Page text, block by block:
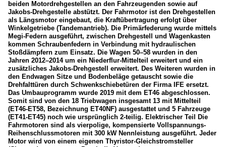
beiden Motordrehgestellen an den Fahrzeugenden sowie auf
Jakobs-Drehgestelle abstützt. Der Fahrmotor ist den Drehgestellen
als Längsmotor eingebaut, die Kraftübertragung erfolgt über
Winkelgetriebe (Tandemantrieb). Die Primärfederung wurde mittels
Megi-Federn ausgeführt, zwischen Drehgestell und Wagenkasten
kommen Schraubenfedern in Verbindung mit hydraulischen
Stoßdämpfern zum Einsatz. Die Wagen 50–58 wurden in den
Jahren 2012–2014 um ein Niederflur-Mittelteil erweitert und ein
zusätzliches Jakobs-Drehgestell erweitert. Des Weiteren wurden in
den Endwagen Sitze und Bodenbeläge getauscht sowie die
Drehfalttüren durch Schwenkschiebetüren der Firma IFE ersetzt.
Das Umbauprogramm wurde 2019 mit dem ET46 abgeschlossen.
Somit sind von den 18 Triebwagen insgesamt 13 mit Mittelteil
(ET46-ET58, Bezeichnung ET40NF) ausgestattet und 5 Fahrzeuge
(ET41-ET45) noch wie ursprünglich 2-teilig. Elektrischer Teil Die
Fahrmotoren sind als vierpolige, kompensierte Vollspannungs-
Reihenschlussmotoren mit 300 kW Nennleistung ausgeführt. Jeder
Motor wird von einem eigenen Thyristor-Gleichstromsteller